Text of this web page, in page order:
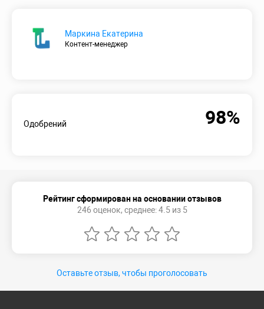
Маркина Екатерина
Контент-менеджер
Одобрений 98%
Рейтинг сформирован на основании отзывов
246 оценок, среднее: 4.5 из 5
Оставьте отзыв, чтобы проголосовать